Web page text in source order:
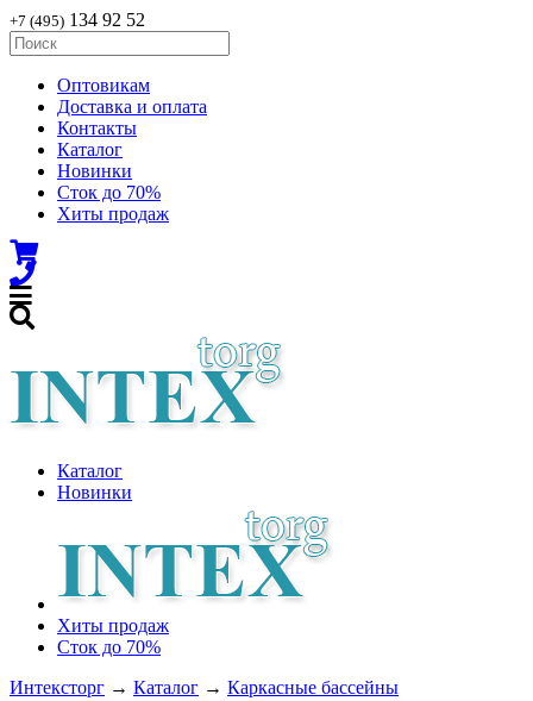
+7 (495) 134 92 52
Оптовикам
Доставка и оплата
Контакты
Каталог
Новинки
Сток до 70%
Хиты продаж
Каталог
Новинки
Хиты продаж
Сток до 70%
Интексторг → Каталог → Каркасные бассейны